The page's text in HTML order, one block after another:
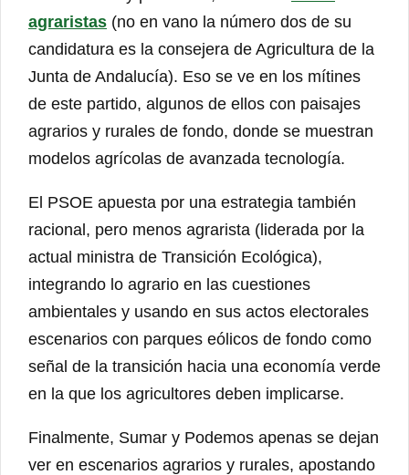
agraristas (no en vano la número dos de su
candidatura es la consejera de Agricultura de la
Junta de Andalucía). Eso se ve en los mítines
de este partido, algunos de ellos con paisajes
agrarios y rurales de fondo, donde se muestran
modelos agrícolas de avanzada tecnología.
El PSOE apuesta por una estrategia también
racional, pero menos agrarista (liderada por la
actual ministra de Transición Ecológica),
integrando lo agrario en las cuestiones
ambientales y usando en sus actos electorales
escenarios con parques eólicos de fondo como
señal de la transición hacia una economía verde
en la que los agricultores deben implicarse.
Finalmente, Sumar y Podemos apenas se dejan
ver en escenarios agrarios y rurales, apostando